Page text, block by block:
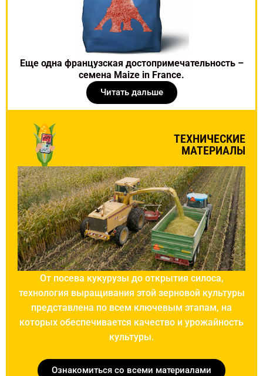
Еще одна французская достопримечательность –
семена Maize in France.
Читать дальше
ТЕХНИЧЕСКИЕ
МАТЕРИАЛЫ
От посева кукурузы до открытия силоса,
технология выращивания этой зерновой культуры
представлена по всем ключевым этапам, на
которых обеспечивается качество и урожайность
культуры.
Ознакомиться со всеми материалами